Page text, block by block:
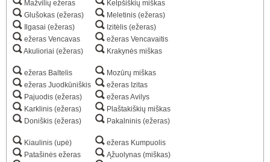
Mažvilių ežeras
Glušokas (ežeras)
Ilgasai (ežeras)
ežeras Vencavas
Akulioriai (ežeras)
ežeras Baltelis
ežeras Juodkūniškis
Pajuodis (ežeras)
Karklinis (ežeras)
Doniškis (ežeras)
Kiaulinis (upė)
Patašinės ežeras
Kelpšiškių miškas
Meletinis (ežeras)
Izitėlis (ežeras)
ežeras Vencavaitis
Krakynės miškas
Mozūrų miškas
ežeras Izitas
ežeras Avilys
Plaštakiškių miškas
Pakalninis (ežeras)
ežeras Kumpuolis
Ąžuolynas (miškas)